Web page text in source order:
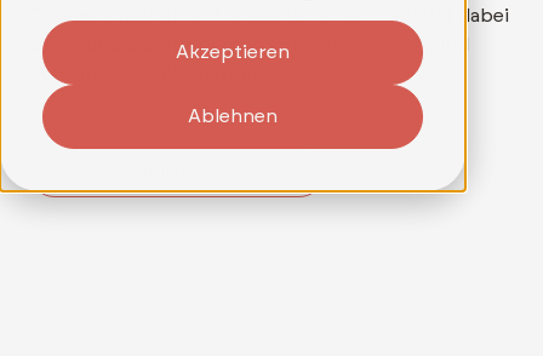
Akzeptieren
Ablehnen
Zusammenarbeit auf Augenhöhe lebt, schafft dabei
die Grundlage für persönliche Entwicklung und
gemeinsames Wachstum.